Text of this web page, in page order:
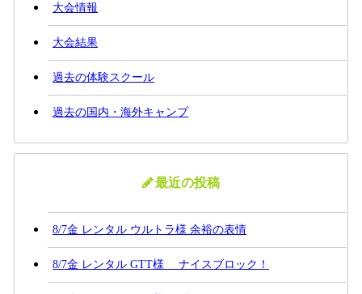
大会情報
大会結果
過去の体験スクール
過去の国内・海外キャンプ
最近の投稿
8/7金 レンタル ウルトラ様 余裕の表情
8/7金 レンタル GTT様 ナイスブロック！